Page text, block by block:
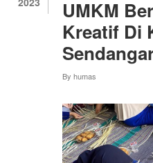
UMKM
Kreatif Di
By humas